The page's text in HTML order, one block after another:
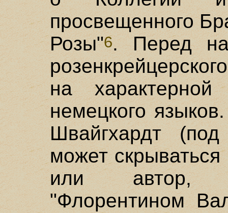
просвещенного
Розы"6. Перед
на
немецкого
Швайгхардт
может скрываться
или автор,
"Флорентином